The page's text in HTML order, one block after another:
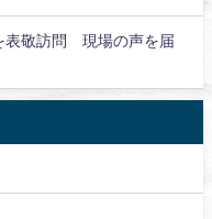
表敬訪問 現場の声を届